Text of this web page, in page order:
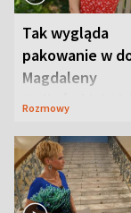
Tak wygląda
pakowanie w
Magdaleny
Waligórskiej-
Rozmowy